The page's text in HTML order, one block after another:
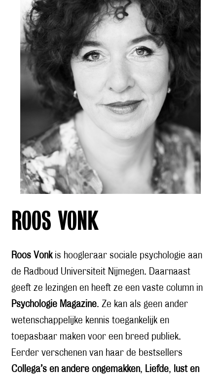
ROOS VONK
Roos Vonk is hoogleraar sociale psychologie aan
de Radboud Universiteit Nijmegen. Daarnaast
geeft ze lezingen en heeft ze een vaste column in
Psychologie Magazine. Ze kan als geen ander
wetenschappelijke kennis toegankelijk en
toepasbaar maken voor een breed publiek.
Eerder verschenen van haar de bestsellers
Collega’s en andere ongemakken, Liefde,
lust en